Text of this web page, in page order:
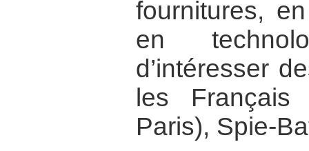
fournitures,
en
d’intéresser
les
Paris), Spie-